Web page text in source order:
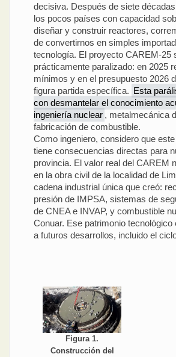
decisiva. Después de siete
los pocos países con capacidad
diseñar y construir reactores,
de convertirnos en simples
tecnología. El proyecto CAREM-25
prácticamente paralizado: en 2025
mínimos y en el presupuesto 2026
figura partida específica. Esta
con desmantelar el conocimiento
ingeniería nuclear , metalmecánica
fabricación de combustible.
Como ingeniero, considero que
tiene consecuencias directas para
provincia. El valor real del CAREM
en la obra civil de la localidad de
cadena industrial única que creó:
presión de IMPSA, sistemas de
de CNEA e INVAP, y combustible
Conuar. Ese patrimonio tecnológico
a futuros desarrollos, incluido el
Figura 1.
Construcción del